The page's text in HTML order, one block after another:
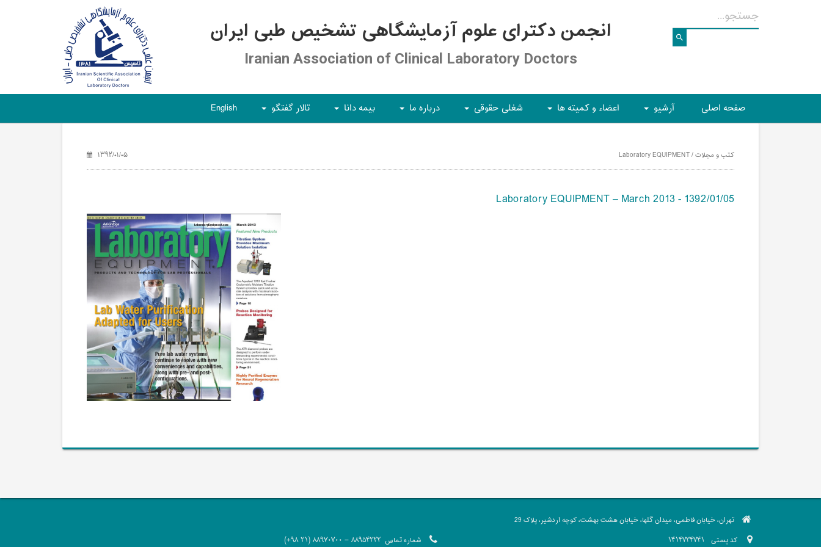
انجمن دکترای علوم آزمایشگاهی تشخیص طبی ایران
Iranian Association of Clinical Laboratory Doctors
صفحه اصلی آرشیو اعضاء و کمیته ها شغلی حقوقی درباره ما بیمه دانا تالار گفتگو English
کتب و مجلات / Laboratory EQUIPMENT ۱۳۹۲/۰۱/۰۵
Laboratory EQUIPMENT – March 2013 - 1392/01/05
تهران، خیابان فاطمی، میدان گلها، خیابان هشت بهشت، کوچه اردشیر، پلاک 29
کد پستی
شماره تماس 88954222 - 88970700 (21 98+)